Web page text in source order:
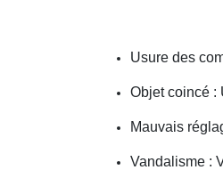
Usure des
Objet coincé :
Mauvais
Vandalisme :